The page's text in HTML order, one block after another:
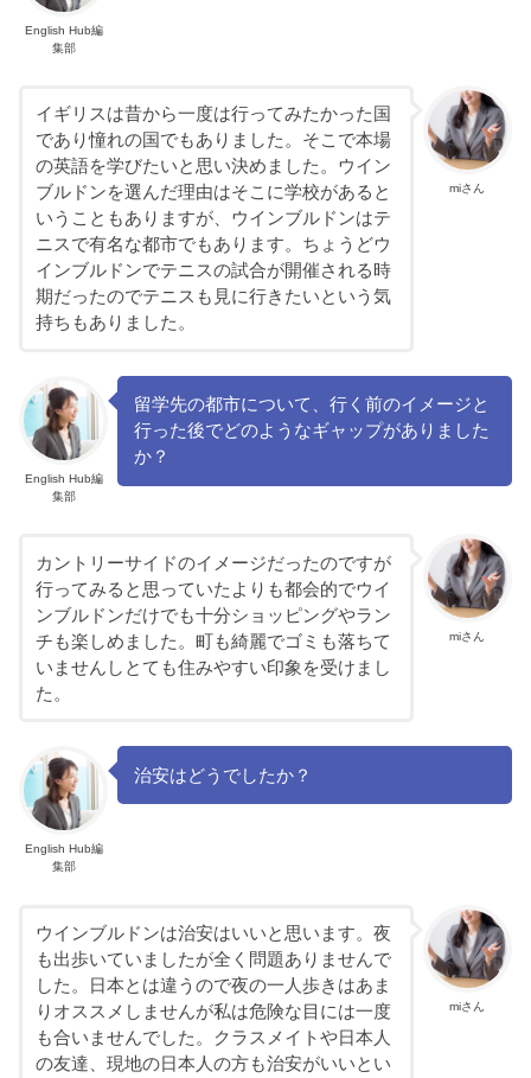
English Hub編
集部
miさん
イギリスは昔から一度は行ってみたかった国
であり憧れの国でもありました。そこで本場
の英語を学びたいと思い決めました。ウイン
ブルドンを選んだ理由はそこに学校があると
いうこともありますが、ウインブルドンはテ
ニスで有名な都市でもあります。ちょうどウ
インブルドンでテニスの試合が開催される時
期だったのでテニスも見に行きたいという気
持ちもありました。
English Hub編
集部
留学先の都市について、行く前のイメージと
行った後でどのようなギャップがありました
か？
miさん
カントリーサイドのイメージだったのですが
行ってみると思っていたよりも都会的でウイ
ンブルドンだけでも十分ショッピングやラン
チも楽しめました。町も綺麗でゴミも落ちて
いませんしとても住みやすい印象を受けまし
た。
English Hub編
集部
治安はどうでしたか？
miさん
ウインブルドンは治安はいいと思います。夜
も出歩いていましたが全く問題ありませんで
した。日本とは違うので夜の一人歩きはあま
りオススメしませんが私は危険な目には一度
も合いませんでした。クラスメイトや日本人
の友達、現地の日本人の方も治安がいいとい